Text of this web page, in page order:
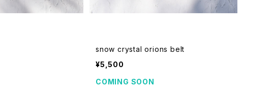
snow crystal orions belt
¥5,500
COMING SOON